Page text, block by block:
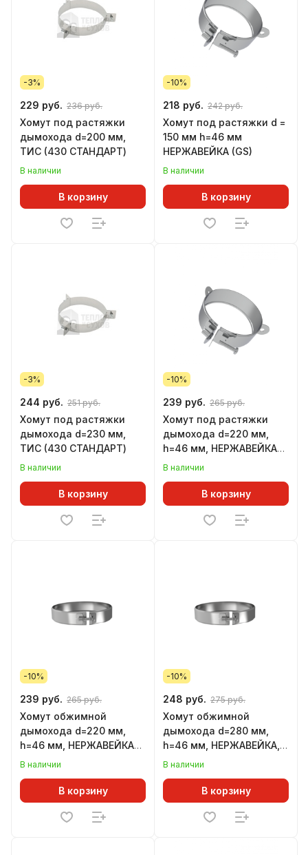
-3%
229 руб. 236 руб.
Хомут под растяжки
дымохода d=200 мм,
ТИС (430 СТАНДАРТ)
В наличии
В корзину
-10%
218 руб. 242 руб.
Хомут под растяжки d =
150 мм h=46 мм
НЕРЖАВЕЙКА (GS)
В наличии
В корзину
-3%
244 руб. 251 руб.
Хомут под растяжки
дымохода d=230 мм,
ТИС (430 СТАНДАРТ)
В наличии
В корзину
-10%
239 руб. 265 руб.
Хомут под растяжки
дымохода d=220 мм,
h=46 мм, НЕРЖАВЕЙКА
(GS)
В наличии
В корзину
-10%
239 руб. 265 руб.
Хомут обжимной
дымохода d=220 мм,
h=46 мм, НЕРЖАВЕЙКА
(GS)
В наличии
В корзину
-10%
248 руб. 275 руб.
Хомут обжимной
дымохода d=280 мм,
h=46 мм, НЕРЖАВЕЙКА,
(GS)
В наличии
В корзину